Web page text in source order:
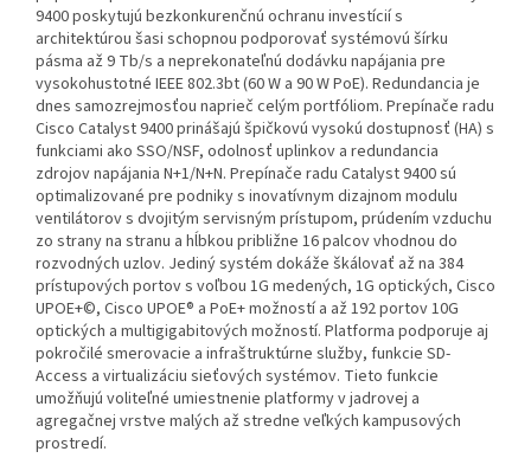
9400 poskytujú bezkonkurenčnú ochranu investícií s
architektúrou šasi schopnou podporovať systémovú šírku
pásma až 9 Tb/s a neprekonateľnú dodávku napájania pre
vysokohustotné IEEE 802.3bt (60 W a 90 W PoE). Redundancia je
dnes samozrejmosťou naprieč celým portfóliom. Prepínače radu
Cisco Catalyst 9400 prinášajú špičkovú vysokú dostupnosť (HA) s
funkciami ako SSO/NSF, odolnosť uplinkov a redundancia
zdrojov napájania N+1/N+N. Prepínače radu Catalyst 9400 sú
optimalizované pre podniky s inovatívnym dizajnom modulu
ventilátorov s dvojitým servisným prístupom, prúdením vzduchu
zo strany na stranu a hĺbkou približne 16 palcov vhodnou do
rozvodných uzlov. Jediný systém dokáže škálovať až na 384
prístupových portov s voľbou 1G medených, 1G optických, Cisco
UPOE+©, Cisco UPOE® a PoE+ možností a až 192 portov 10G
optických a multigigabitových možností. Platforma podporuje aj
pokročilé smerovacie a infraštruktúrne služby, funkcie SD-
Access a virtualizáciu sieťových systémov. Tieto funkcie
umožňujú voliteľné umiestnenie platformy v jadrovej a
agregačnej vrstve malých až stredne veľkých kampusových
prostredí.